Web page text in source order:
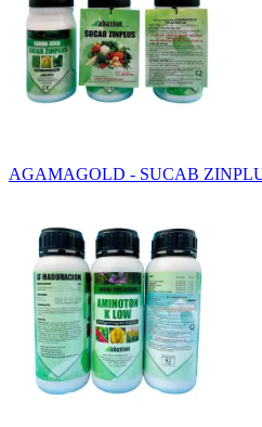
AGAMAGOLD - SUCAB